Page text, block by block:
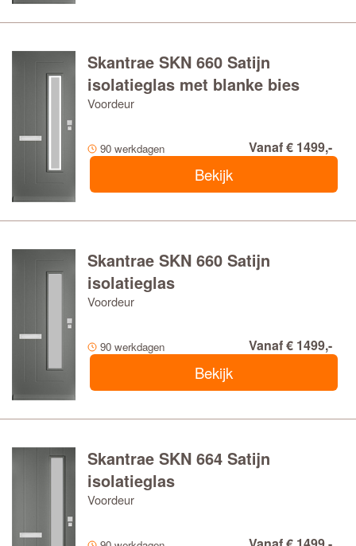
Skantrae SKN 660 Satijn
isolatieglas met blanke bies
Voordeur
90 werkdagen Vanaf € 1499,-
Bekijk
Skantrae SKN 660 Satijn
isolatieglas
Voordeur
90 werkdagen Vanaf € 1499,-
Bekijk
Skantrae SKN 664 Satijn
isolatieglas
Voordeur